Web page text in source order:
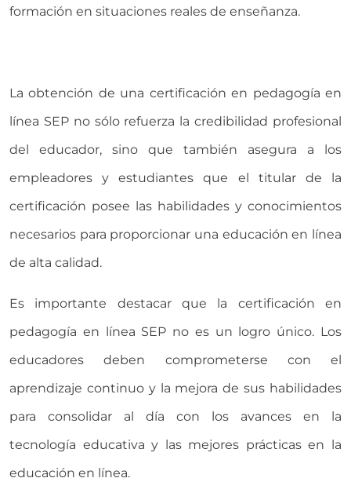
formación en situaciones reales de enseñanza.
La obtención de una certificación en pedagogía en
línea SEP no sólo refuerza la credibilidad profesional
del educador, sino que también asegura a los
empleadores y estudiantes que el titular de la
certificación posee las habilidades y conocimientos
necesarios para proporcionar una educación en línea
de alta calidad.
Es importante destacar que la certificación en
pedagogía en línea SEP no es un logro único. Los
educadores deben comprometerse con el
aprendizaje continuo y la mejora de sus habilidades
para consolidar al día con los avances en la
tecnología educativa y las mejores prácticas en la
educación en línea.